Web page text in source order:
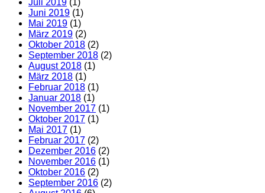
Juli 2019 (1)
Juni 2019 (1)
Mai 2019 (1)
März 2019 (2)
Oktober 2018 (2)
September 2018 (2)
August 2018 (1)
März 2018 (1)
Februar 2018 (1)
Januar 2018 (1)
November 2017 (1)
Oktober 2017 (1)
Mai 2017 (1)
Februar 2017 (2)
Dezember 2016 (2)
November 2016 (1)
Oktober 2016 (2)
September 2016 (2)